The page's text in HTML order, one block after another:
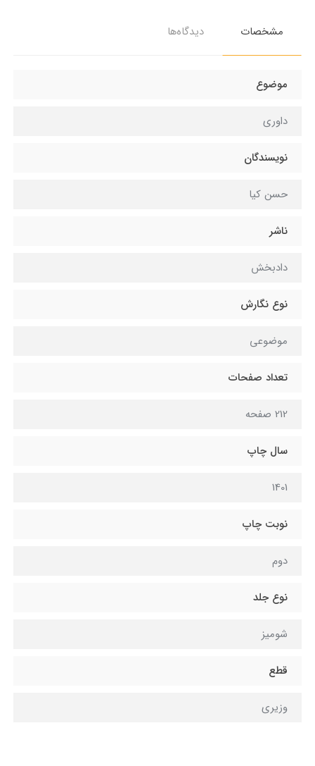
مشخصات دیدگاه‌ها
موضوع
داوری
نویسندگان
حسن کیا
ناشر
دادبخش
نوع نگارش
موضوعی
تعداد صفحات
212 صفحه
سال چاپ
1401
نوبت چاپ
دوم
نوع جلد
شومیز
قطع
وزیری